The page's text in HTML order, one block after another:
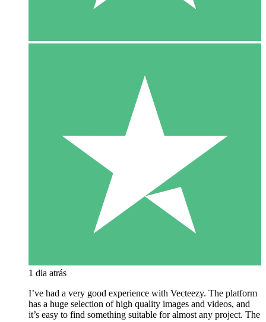
1 dia atrás
I’ve had a very good experience with Vecteezy. The platform
has a huge selection of high quality images and videos, and
it’s easy to find something suitable for almost any project. The